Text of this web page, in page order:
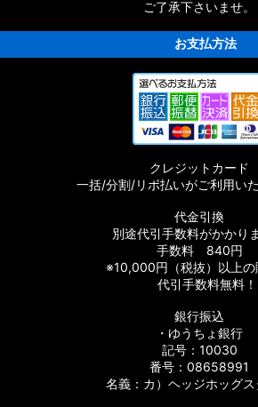
ご了承下さいませ。
お支払方法
クレジットカード
一括/分割/リボ払いがご利用いた
代金引換
別途代引手数料がかかりま
手数料 840円
※10,000円（税抜）以上の
代引手数料無料！
銀行振込
・ゆうちょ銀行
記号：10030
番号：08658991
名義：カ）ヘッジホッグス